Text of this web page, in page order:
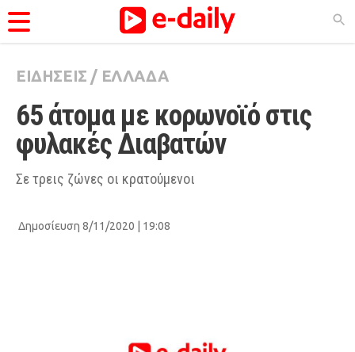
ΚΑΤΗΓΟΡΊΕΣ
Ειδήσεις
Θέματα
Videos
Viral
ΕΙΔΗΣΕΙΣ / ΕΛΛΑΔΑ
65 άτομα με κορωνοϊό στις
φυλακές Διαβατών
Σε τρεις ζώνες οι κρατούμενοι
Δημοσίευση 8/11/2020 | 19:08